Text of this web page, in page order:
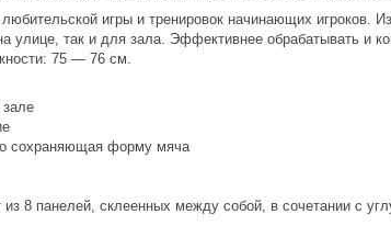
игры и тренировок начинающих игроков.
улице, так и для зала. Эффективнее обрабатывать и
75 — 76 см.
сохраняющая форму мяча
8 панелей, склеенных между собой, в сочетании с